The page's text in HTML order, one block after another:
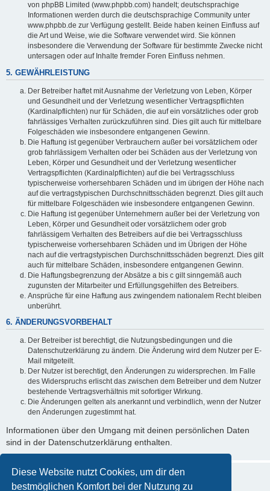
Diese Website nutzt Cookies, um dir den
bestmöglichen Komfort bei der Nutzung zu
von phpBB Limited (www.phpbb.com) handelt; deutschsprachige
Informationen werden durch die deutschsprachige Community unter
www.phpbb.de zur Verfügung gestellt. Beide haben keinen Einfluss auf
die Art und Weise, wie die Software verwendet wird. Sie können
insbesondere die Verwendung der Software für bestimmte Zwecke nicht
untersagen oder auf Inhalte fremder Foren Einfluss nehmen.
5. GEWÄHRLEISTUNG
Der Betreiber haftet mit Ausnahme der Verletzung von Leben, Körper
und Gesundheit und der Verletzung wesentlicher Vertragspflichten
(Kardinalpflichten) nur für Schäden, die auf ein vorsätzliches oder grob
fahrlässiges Verhalten zurückzuführen sind. Dies gilt auch für mittelbare
Folgeschäden wie insbesondere entgangenen Gewinn.
Die Haftung ist gegenüber Verbrauchern außer bei vorsätzlichem oder
grob fahrlässigem Verhalten oder bei Schäden aus der Verletzung von
Leben, Körper und Gesundheit und der Verletzung wesentlicher
Vertragspflichten (Kardinalpflichten) auf die bei Vertragsschluss
typischerweise vorhersehbaren Schäden und im übrigen der Höhe nach
auf die vertragstypischen Durchschnittsschäden begrenzt. Dies gilt auch
für mittelbare Folgeschäden wie insbesondere entgangenen Gewinn.
Die Haftung ist gegenüber Unternehmern außer bei der Verletzung von
Leben, Körper und Gesundheit oder vorsätzlichem oder grob
fahrlässigem Verhalten des Betreibers auf die bei Vertragsschluss
typischerweise vorhersehbaren Schäden und im Übrigen der Höhe
nach auf die vertragstypischen Durchschnittsschäden begrenzt. Dies gilt
auch für mittelbare Schäden, insbesondere entgangenen Gewinn.
Die Haftungsbegrenzung der Absätze a bis c gilt sinngemäß auch
zugunsten der Mitarbeiter und Erfüllungsgehilfen des Betreibers.
Ansprüche für eine Haftung aus zwingendem nationalem Recht bleiben
unberührt.
6. ÄNDERUNGSVORBEHALT
Der Betreiber ist berechtigt, die Nutzungsbedingungen und die
Datenschutzerklärung zu ändern. Die Änderung wird dem Nutzer per E-
Mail mitgeteilt.
Der Nutzer ist berechtigt, den Änderungen zu widersprechen. Im Falle
des Widerspruchs erlischt das zwischen dem Betreiber und dem Nutzer
bestehende Vertragsverhältnis mit sofortiger Wirkung.
Die Änderungen gelten als anerkannt und verbindlich, wenn der Nutzer
den Änderungen zugestimmt hat.
Informationen über den Umgang mit deinen persönlichen Daten
sind in der Datenschutzerklärung enthalten.